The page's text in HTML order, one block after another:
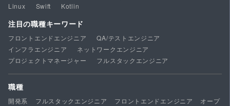
Linux
Swift Kotlin
注目の職種キーワード
フロントエンドエンジニア
QA/テストエンジニア
インフラエンジニア
ネットワークエンジニア
プロジェクトマネージャー
フルスタックエンジニア
職種
開発系 フルスタックエンジニア フロントエンドエンジニア
オープ